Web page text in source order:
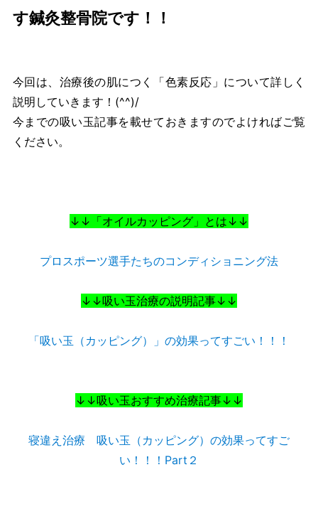
す鍼灸整骨院です！！
今回は、治療後の肌につく「色素反応」について詳しく
説明していきます！(^^)/
今までの吸い玉記事を載せておきますのでよければご覧
ください。
↓↓「オイルカッピング」とは↓↓
プロスポーツ選手たちのコンディショニング法
↓↓吸い玉治療の説明記事↓↓
「吸い玉（カッピング）」の効果ってすごい！！！
↓↓吸い玉おすすめ治療記事↓↓
寝違え治療 吸い玉（カッピング）の効果ってすご
い！！！Part２